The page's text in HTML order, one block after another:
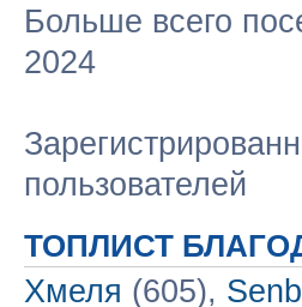
Больше всего
2024
пользователей
ТОПЛИСТ
Хмеля (605),